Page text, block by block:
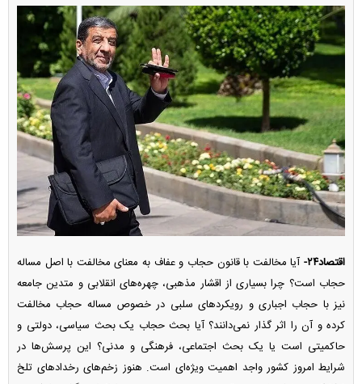
اقتصاد۲۴-
آیا مخالفت با قانون حجاب و عفاف به معنای مخالفت با اصل مساله
حجاب است؟ چرا بسیاری از اقشار مذهبی، چهره‌های انقلابی و متدین جامعه
نیز با حجاب اجباری و رویکرد‌های سلبی در خصوص مساله حجاب مخالفت
کرده و آن را اثر گذار نمی‌دانند؟ آیا بحث حجاب یک بحث سیاسی، دولتی و
حاکمیتی است یا یک بحث اجتماعی، فرهنگی و مدنی؟ این پرسش‌ها در
شرایط امروز کشور واجد اهمیت ویژه‌ای است. هنوز زخم‌های رخداد‌های تلخ